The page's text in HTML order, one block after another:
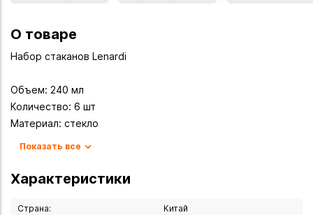
О товаре
Набор стаканов Lenardi
Объем: 240 мл
Количество: 6 шт
Материал: стекло
Цвет: золотистый
Качество: премиальное исполнение
Универсальность: подходит для любых напитков
Показать все
Характеристики
Страна: Китай